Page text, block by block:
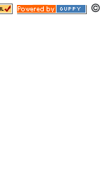
©